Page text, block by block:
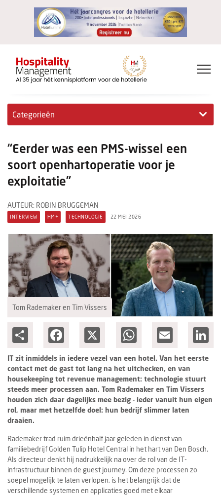
Categorieën
Hotelovernames
HM+
Jong & Ambitieus
Columns
Michelin
Nieuwe hotels
Personalia
“Eerder was een PMS-wissel een
soort openhartoperatie voor je
exploitatie”
AUTEUR: ROBIN BRUGGEMAN
INTERVIEW HM+ TECHNOLOGIE 22 MEI 2026
Tom Rademaker en Tim Vissers
Facebook WhatsApp Email
IT zit inmiddels in iedere vezel van een hotel. Van het eerste
contact met de gast tot lang na het uitchecken, en van
housekeeping tot revenue management: technologie stuurt
steeds meer processen aan. Tom Rademaker en Tim Vissers
houden zich daar dagelijks mee bezig - ieder vanuit hun eigen
rol, maar met hetzelfde doel: hun bedrijf slimmer laten
draaien.
Rademaker trad ruim drieënhalf jaar geleden in dienst van
familiebedrijf Golden Tulip Hotel Central in het hart van Den Bosch.
Als directeur denkt hij nadrukkelijk na over de rol van de IT-
infrastructuur binnen de guest journey. Om deze processen zo
soepel mogelijk te laten verlopen, is het belangrijk dat de
verschillende systemen en applicaties goed met elkaar